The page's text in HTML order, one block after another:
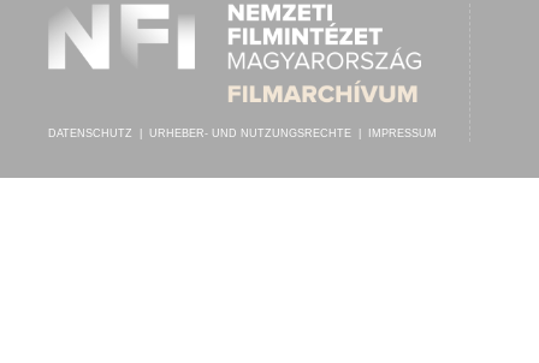
DATENSCHUTZ URHEBER- UND NUTZUNGSRECHTE IMPRESSUM